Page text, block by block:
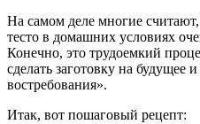
На самом деле многие
тесто в домашних условиях
Конечно, это трудоемкий
сделать заготовку на будущее
востребования».
Итак, вот пошаговый рецепт: